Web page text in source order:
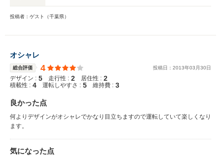
投稿者：ゲスト（千葉県）
オシャレ
総合評価 4 投稿日： 2013年03 月30日
デザイン : 5 走行性 : 2 居住性 : 2
積載性 : 4 運転しやすさ : 5 維持費 : 3
良かった点
何よりデザインがオシャレでかなり目立ちますので運転していて楽しくなり
ます。
気になった点